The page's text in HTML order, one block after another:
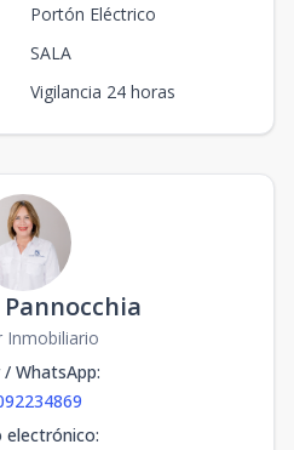
Portón Eléctrico
SALA
Vigilancia 24 horas
Pannocchia
Inmobiliario
/ WhatsApp:
electrónico: